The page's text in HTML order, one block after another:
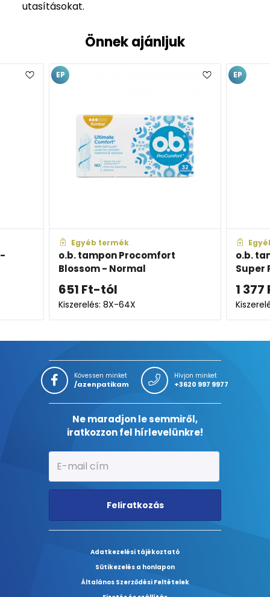
utasításokat.
Önnek ajánljuk
Egyéb termék
o.b. tampon Procomfort
Blossom - Normal
651 Ft-tól
Kiszerelés: 8X-64X
EP
o.b.
Super
1 377
EP
Kövessen minket
/azenpatikam
Hívjon minket
+3620 997 9977
Ne maradjon le semmiről,
iratkozzon fel hírlevelünkre!
Feliratkozás
Adatkezelési tájékoztató
Sütikezelés a honlapon
Általános Szerződési Feltételek